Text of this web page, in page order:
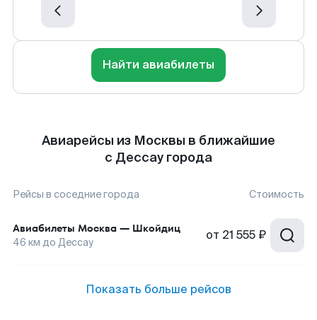
Найти авиабилеты
Авиарейсы из Москвы в ближайшие
с Дессау города
Рейсы в соседние города Стоимость
Авиабилеты Москва — Шкойдиц
46 км до Дессау от 21 555 ₽
Показать больше рейсов